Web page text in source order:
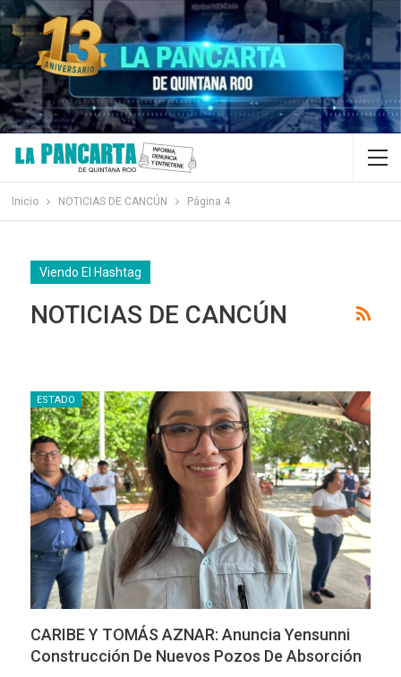
Inicio NOTICIAS DE CANCÚN Página 4
Viendo El Hashtag
NOTICIAS DE CANCÚN
ESTADO
CARIBE Y TOMÁS AZNAR: Anuncia Yensunni
Construcción De Nuevos Pozos De Absorción